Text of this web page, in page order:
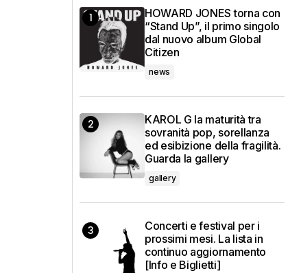
HOWARD JONES torna con
“Stand Up”, il primo singolo
dal nuovo album Global
Citizen
news
KAROL G la maturità tra
sovranità pop, sorellanza
ed esibizione della fragilità.
Guarda la gallery
gallery
Concerti e festival per i
prossimi mesi. La lista in
continuo aggiornamento
[Info e Biglietti]